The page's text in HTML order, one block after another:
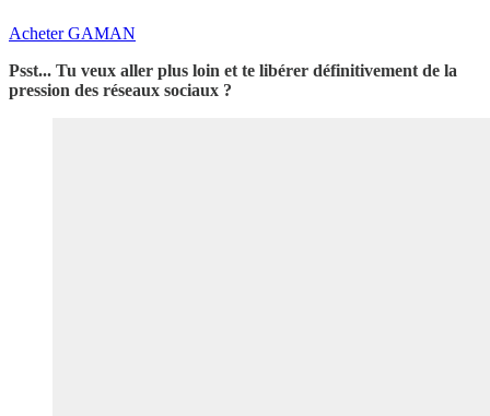
Acheter GAMAN
Psst... Tu veux aller plus loin et te libérer définitivement de la
pression des réseaux sociaux ?